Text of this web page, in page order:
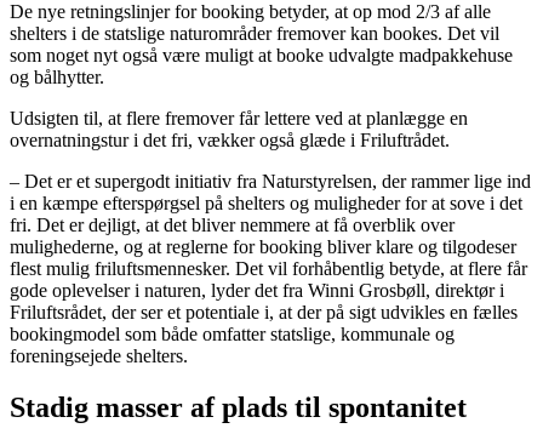
De nye retningslinjer for booking betyder, at op mod 2/3 af alle
shelters i de statslige naturområder fremover kan bookes. Det vil
som noget nyt også være muligt at booke udvalgte madpakkehuse
og bålhytter.
Udsigten til, at flere fremover får lettere ved at planlægge en
overnatningstur i det fri, vækker også glæde i Friluftrådet.
– Det er et supergodt initiativ fra Naturstyrelsen, der rammer lige ind
i en kæmpe efterspørgsel på shelters og muligheder for at sove i det
fri. Det er dejligt, at det bliver nemmere at få overblik over
mulighederne, og at reglerne for booking bliver klare og tilgodeser
flest mulig friluftsmennesker. Det vil forhåbentlig betyde, at flere får
gode oplevelser i naturen, lyder det fra Winni Grosbøll, direktør i
Friluftsrådet, der ser et potentiale i, at der på sigt udvikles en fælles
bookingmodel som både omfatter statslige, kommunale og
foreningsejede shelters.
Stadig masser af plads til spontanitet